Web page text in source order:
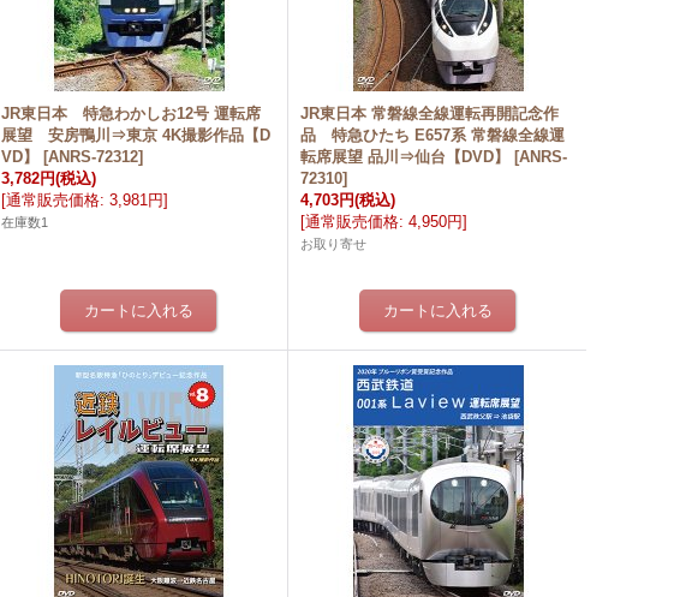
JR東日本 特急わかしお12号 運転席
展望 安房鴨川⇒東京 4K撮影作品【D
VD】
[ANRS-72312]
3,782円(税込)
[通常販売価格: 3,981円]
在庫数1
JR東日本 常磐線全線運転再開記念作
品 特急ひたち E657系 常磐線全線運
転席展望 品川⇒仙台【DVD】
[ANRS-
72310]
4,703円(税込)
[通常販売価格: 4,950円]
お取り寄せ